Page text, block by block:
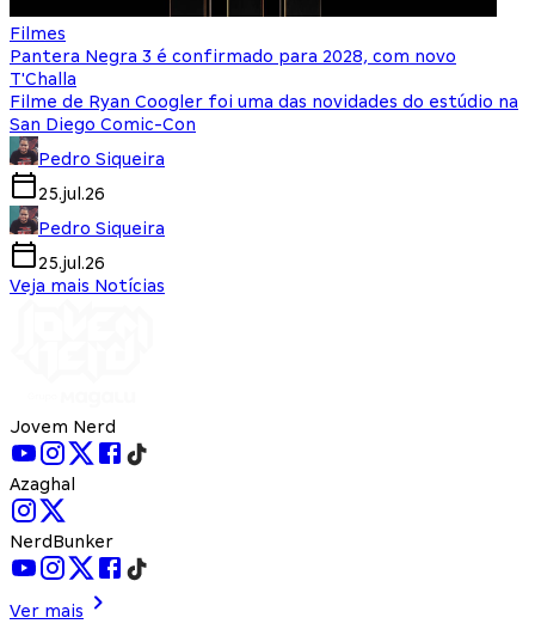
Filmes
Pantera Negra 3 é confirmado para 2028, com novo
T'Challa
Filme de Ryan Coogler foi uma das novidades do estúdio na
San Diego Comic-Con
Pedro Siqueira
25.jul.26
Pedro Siqueira
25.jul.26
Veja mais Notícias
Jovem Nerd
Azaghal
NerdBunker
Ver mais